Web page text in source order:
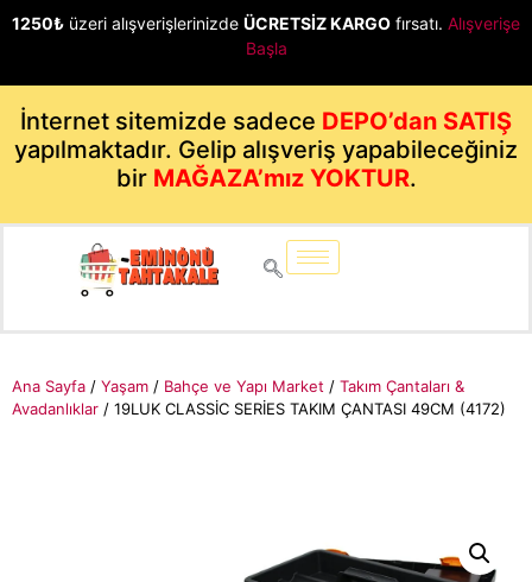
1250₺ üzeri alışverişlerinizde ÜCRETSİZ KARGO fırsatı. Alışverişe
Başla
İnternet sitemizde sadece DEPO’dan SATIŞ
yapılmaktadır. Gelip alışveriş yapabileceğiniz
bir MAĞAZA’mız YOKTUR.
Ana Sayfa / Yaşam / Bahçe ve Yapı Market / Takım Çantaları &
Avadanlıklar / 19LUK CLASSİC SERİES TAKIM ÇANTASI 49CM (4172)